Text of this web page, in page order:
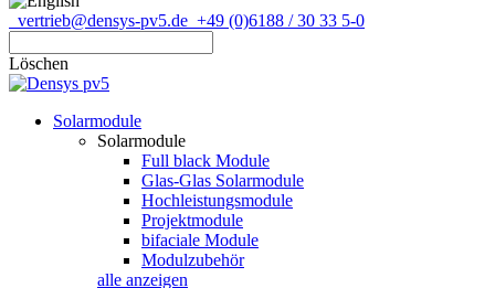
vertrieb@densys-pv5.de +49 (0)6188 / 30 33 5-0
Löschen
Solarmodule
Solarmodule
Full black Module
Glas-Glas Solarmodule
Hochleistungsmodule
Projektmodule
bifaciale Module
Modulzubehör
alle anzeigen